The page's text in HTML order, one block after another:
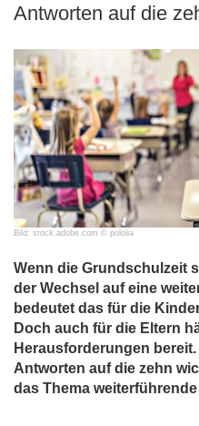
Antworten auf die
Bild: stock.adobe.com © pololia
Wenn die Grundschulzeit
der Wechsel auf eine
bedeutet das für die
Doch auch für die Eltern
Herausforderungen
Antworten auf die zehn
das Thema